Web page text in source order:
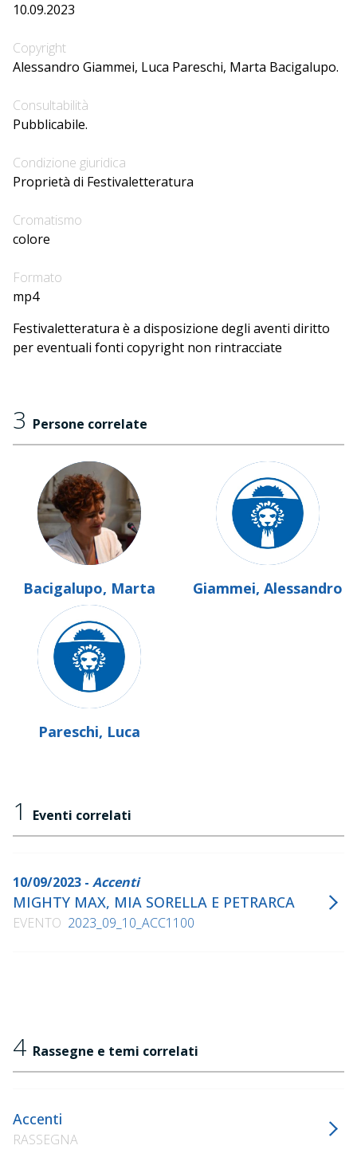
10.09.2023
Copyright
Alessandro Giammei, Luca Pareschi, Marta Bacigalupo.
Consultabilità
Pubblicabile.
Condizione giuridica
Proprietà di Festivaletteratura
Cromatismo
colore
Formato
mp4
Festivaletteratura è a disposizione degli aventi diritto
per eventuali fonti copyright non rintracciate
3 Persone correlate
Bacigalupo, Marta Giammei, Alessandro
Pareschi, Luca
1 Eventi correlati
10/09/2023 - Accenti
MIGHTY MAX, MIA SORELLA E PETRARCA
EVENTO 2023_09_10_ACC1100
4 Rassegne e temi correlati
Accenti
RASSEGNA